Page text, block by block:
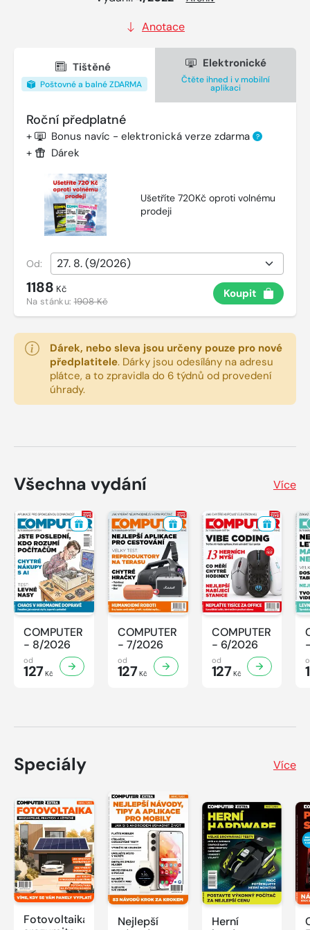
Anotace
Tištěné
Poštovné a balné ZDARMA
Elektronické
Čtěte ihned i v mobilní
aplikaci
Roční předplatné
+ Bonus navíc - elektronická verze zdarma ?
+ Dárek
Ušetříte 720Kč oproti volnému
prodeji
Od:
1188 Kč
Na stánku:1908 Kč
Koupit
Dárek, nebo sleva jsou určeny pouze pro nové
předplatitele. Dárky jsou odesílány na adresu
plátce, a to zpravidla do 6 týdnů od provedení
úhrady.
Všechna vydání Více
COMPUTER
- 8/2026
od
127Kč
COMPUTER
- 7/2026
od
127Kč
COMPUTER
- 6/2026
od
127 Kč
Speciály Více
Fotovoltaika:
Nejlepší
Herní